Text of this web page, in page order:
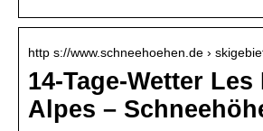
http s://www.schneehoehen.de ›
14-Tage-Wetter Les
Alpes –